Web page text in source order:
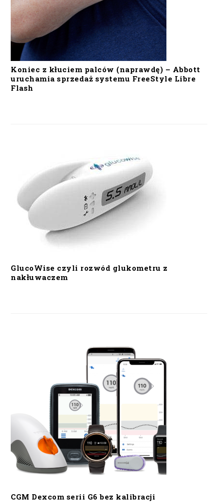
Koniec z kłuciem palców (naprawdę) – Abbott
uruchamia sprzedaż systemu FreeStyle Libre
Flash
GlucoWise czyli rozwód glukometru z
nakłuwaczem
CGM Dexcom serii G6 bez kalibracji